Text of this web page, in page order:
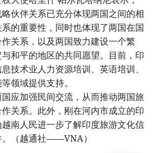
伙伴关系已充分体现两国之间的相
的重要性，同时也体现了两国在国
关系，以及两国致力建设一个繁
和平的地区的共同愿望。目前，印
技术业人力资源培训、英语培训、
领域提供支持。
应加强民间交流，从而推动两国旅
关系。此外，刚在河内市成立的印
南人民进一步了解印度旅游文化信
（越通社——VNA）